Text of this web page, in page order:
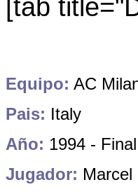
[tab
Equipo: AC
Pais: Italy
Año: 1994 -
Jugador: Marcel